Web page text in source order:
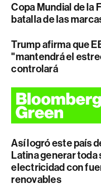
Copa Mundial de la
batalla de las
Trump afirma que
"mantendrá el
controlará
Así logró este país
Latina generar toda
electricidad con
renovables